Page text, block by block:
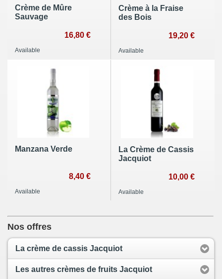
Crème de Mûre
Sauvage
16,80 €
Available
Crème à la Fraise
des Bois
19,20 €
Available
Manzana Verde
8,40 €
Available
La Crème de Cassis
Jacquiot
10,00 €
Available
Nos offres
La crème de cassis Jacquiot
Les autres crèmes de fruits Jacquiot